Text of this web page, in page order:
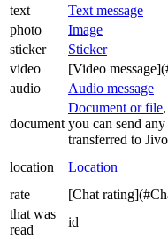
text
Text message
photo
Image
sticker
Sticker
video
[Video
audio
Audio message
document
Document or file
you can send
transferred to
location Location
rate
[Chat
that was
read
id